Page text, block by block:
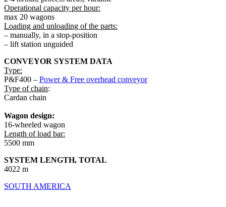
Operational capacity per hour:
max 20 wagons
Loading and unloading of the parts:
– manually, in a stop-position
– lift station unguided
CONVEYOR SYSTEM DATA
Type:
P&F400 – Power & Free overhead conveyor
Type of chain:
Cardan chain
Wagon design:
16-wheeled wagon
Length of load bar:
5500 mm
SYSTEM LENGTH, TOTAL
4022 m
SOUTH AMERICA